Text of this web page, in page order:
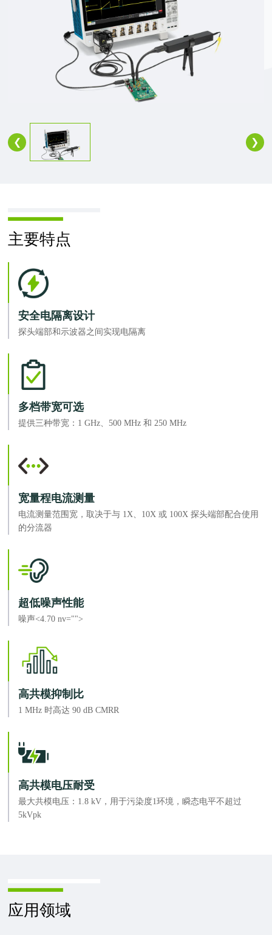
❮ ❯
主要特点
安全电隔离设计
探头端部和示波器之间实现电隔离
多档带宽可选
提供三种带宽：1 GHz、500 MHz 和 250 MHz
宽量程电流测量
电流测量范围宽，取决于与 1X、10X 或 100X 探头端部配合使用
的分流器
超低噪声性能
噪声<4.70 nv="">
高共模抑制比
1 MHz 时高达 90 dB CMRR
高共模电压耐受
最大共模电压：1.8 kV，用于污染度1环境，瞬态电平不超过
5kVpk
应用领域